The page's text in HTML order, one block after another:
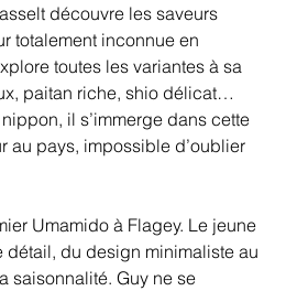
découvre les saveurs
totalement inconnue en
toutes les variantes à sa
paitan riche, shio délicat…
il s’immerge dans cette
au pays, impossible d’oublier
Umamido à Flagey. Le jeune
détail, du design minimaliste au
saisonnalité. Guy ne se